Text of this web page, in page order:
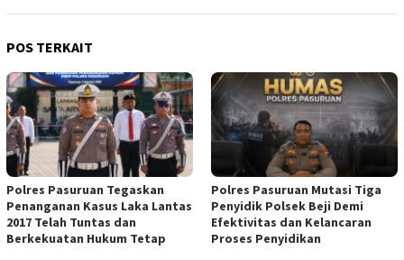
POS TERKAIT
Polres Pasuruan Tegaskan
Penanganan Kasus Laka Lantas
2017 Telah Tuntas dan
Berkekuatan Hukum Tetap
Polres Pasuruan Mutasi Tiga
Penyidik Polsek Beji Demi
Efektivitas dan Kelancaran
Proses Penyidikan